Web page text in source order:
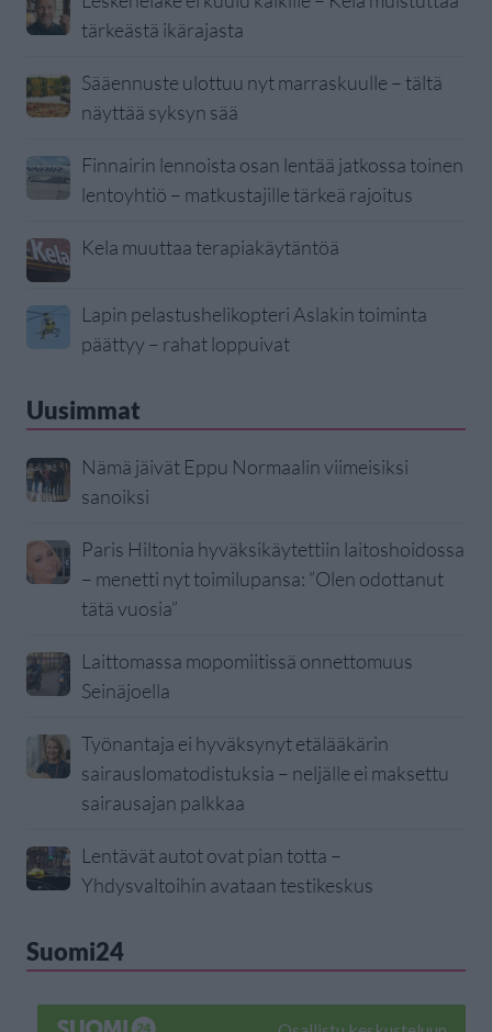
tärkeästä ikärajasta
Sääennuste ulottuu nyt marraskuulle – tältä
näyttää syksyn sää
Finnairin lennoista osan lentää jatkossa toinen
lentoyhtiö – matkustajille tärkeä rajoitus
Kela muuttaa terapiakäytäntöä
Lapin pelastushelikopteri Aslakin toiminta
päättyy – rahat loppuivat
Uusimmat
Nämä jäivät Eppu Normaalin viimeisiksi
sanoiksi
Paris Hiltonia hyväksikäytettiin laitoshoidossa
– menetti nyt toimilupansa: ”Olen odottanut
tätä vuosia”
Laittomassa mopomiitissä onnettomuus
Seinäjoella
Työnantaja ei hyväksynyt etälääkärin
sairauslomatodistuksia – neljälle ei maksettu
sairausajan palkkaa
Lentävät autot ovat pian totta –
Yhdysvaltoihin avataan testikeskus
Suomi24